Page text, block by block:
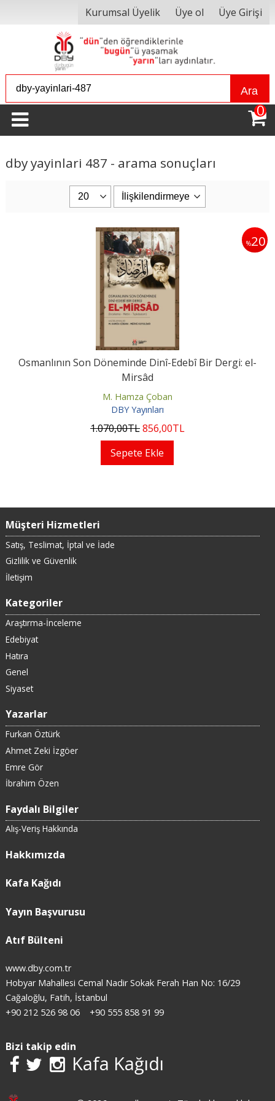
Kurumsal Üyelik Üye ol Üye Girişi
Ara
0
dby yayinlari 487 - arama sonuçları
%20
Osmanlının Son Döneminde Dinî-Edebî Bir Dergi: el-
Mirsâd
M. Hamza Çoban
DBY Yayınları
1.070,00TL856,00TL
Sepete Ekle
Müşteri Hizmetleri
Satış, Teslimat, İptal ve İade
Gizlilik ve Güvenlik
İletişim
Kategoriler
Araştırma-İnceleme
Edebiyat
Hatıra
Genel
Siyaset
Yazarlar
Furkan Öztürk
Ahmet Zeki İzgöer
Emre Gör
İbrahim Özen
Faydalı Bilgiler
Alış-Veriş Hakkında
Hakkımızda
Kafa Kağıdı
Yayın Başvurusu
Atıf Bülteni
www.dby.com.tr
Hobyar Mahallesi Cemal Nadir Sokak Ferah Han No: 16/29
Cağaloğlu, Fatih, İstanbul
+90 212 526 98 06
+90 555 858 91 99
Bizi takip edin
Kafa Kağıdı